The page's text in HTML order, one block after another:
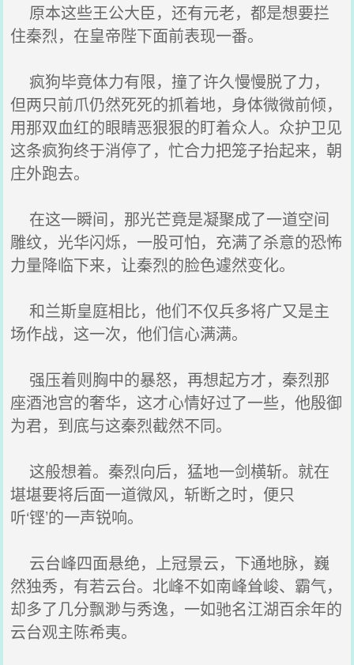
原本这些王公大臣，还有元老，都是想要拦
住秦烈，在皇帝陛下面前表现一番。
疯狗毕竟体力有限，撞了许久慢慢脱了力，
但两只前爪仍然死死的抓着地，身体微微前倾，
用那双血红的眼睛恶狠狠的盯着众人。众护卫见
这条疯狗终于消停了，忙合力把笼子抬起来，朝
庄外跑去。
在这一瞬间，那光芒竟是凝聚成了一道空间
雕纹，光华闪烁，一股可怕，充满了杀意的恐怖
力量降临下来，让秦烈的脸色遽然变化。
和兰斯皇庭相比，他们不仅兵多将广又是主
场作战，这一次，他们信心满满。
强压着则胸中的暴怒，再想起方才，秦烈那
座酒池宫的奢华，这才心情好过了一些，他殷御
为君，到底与这秦烈截然不同。
这般想着。秦烈向后，猛地一剑横斩。就在
堪堪要将后面一道微风，斩断之时，便只
听‘铿’的一声锐响。
云台峰四面悬绝，上冠景云，下通地脉，巍
然独秀，有若云台。北峰不如南峰耸峻、霸气，
却多了几分飘渺与秀逸，一如驰名江湖百余年的
云台观主陈希夷。